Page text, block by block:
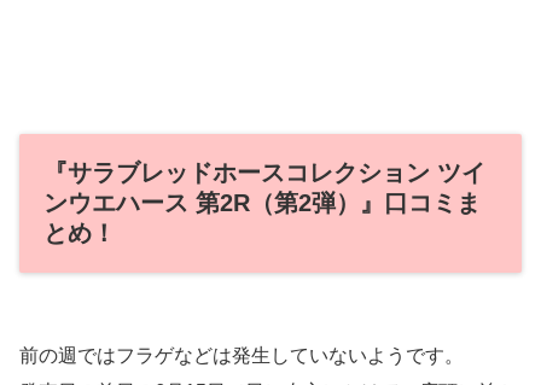
『サラブレッドホースコレクション ツイ
ンウエハース 第2R（第2弾）』口コミま
とめ！
前の週ではフラゲなどは発生していないようです。